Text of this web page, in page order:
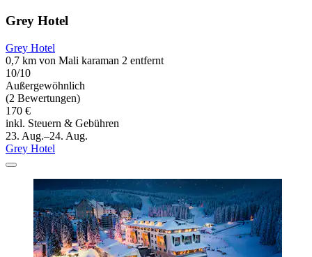
Grey Hotel
Grey Hotel
0,7 km von Mali karaman 2 entfernt
10/10
Außergewöhnlich
(2 Bewertungen)
170 €
inkl. Steuern & Gebühren
23. Aug.–24. Aug.
Grey Hotel